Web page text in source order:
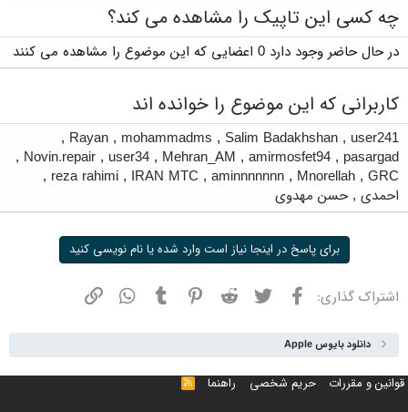
چه کسی این تاپیک را مشاهده می کند؟
در حال حاضر وجود دارد 0 اعضایی که این موضوع را مشاهده می کنند
کاربرانی که این موضوع را خوانده اند
user241
,
Salim Badakhshan
,
mohammadms
,
Rayan
,
pasargad
,
amirmosfet94
,
Mehran_AM
,
user34
,
Novin.repair
,
GRC
,
Mnorellah
,
aminnnnnnn
,
IRAN MTC
,
reza rahimi
,
احمدی , حسن مهدوی
برای پاسخ در اینجا نیاز است وارد شده یا نام نویسی کنید
اشتراک گذاری: فیسبوک توییتر ردیت پینترستتامبلر واتسپ
دانلود بایوس Apple
قوانین و مقررات حریم شخصی راهنما خوراک